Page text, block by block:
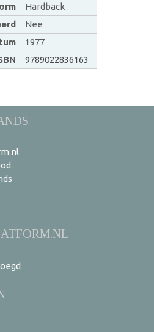
Hardback
Nee
1977
9789022836163